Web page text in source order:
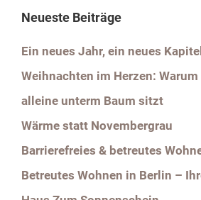
Neueste Beiträge
Ein neues Jahr, ein neues
Weihnachten im Herzen:
alleine unterm Baum sitzt
Wärme statt Novembergrau
Barrierefreies & betreutes
Betreutes Wohnen in Berlin –